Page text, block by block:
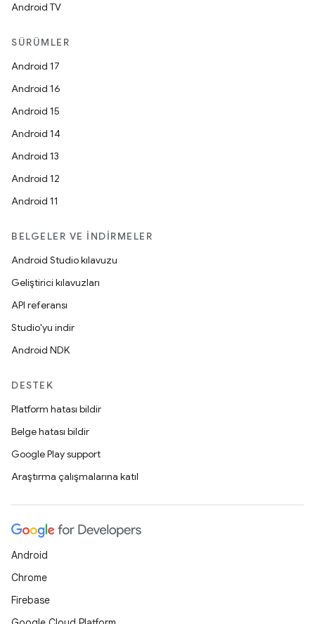
Android TV
SÜRÜMLER
Android 17
Android 16
Android 15
Android 14
Android 13
Android 12
Android 11
BELGELER VE İNDIRMELER
Android Studio kılavuzu
Geliştirici kılavuzları
API referansı
Studio'yu indir
Android NDK
DESTEK
Platform hatası bildir
Belge hatası bildir
Google Play support
Araştırma çalışmalarına katıl
Android
Chrome
Firebase